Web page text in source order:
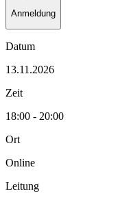
Anmeldung
Datum
13.11.2026
Zeit
18:00 - 20:00
Ort
Online
Leitung